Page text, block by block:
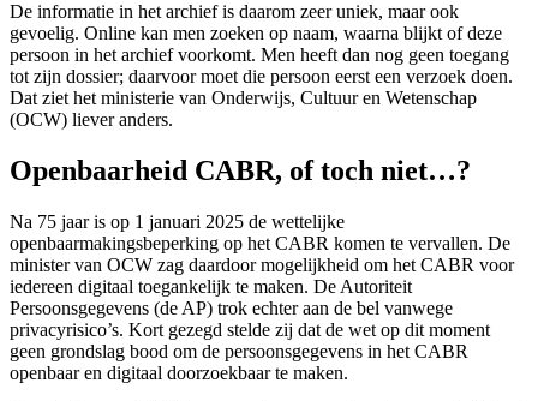
De informatie in het archief is daarom zeer uniek, maar ook
gevoelig. Online kan men zoeken op naam, waarna blijkt of deze
persoon in het archief voorkomt. Men heeft dan nog geen toegang
tot zijn dossier; daarvoor moet die persoon eerst een verzoek doen.
Dat ziet het ministerie van Onderwijs, Cultuur en Wetenschap
(OCW) liever anders.
Openbaarheid CABR, of toch niet…?
Na 75 jaar is op 1 januari 2025 de wettelijke
openbaarmakingsbeperking op het CABR komen te vervallen. De
minister van OCW zag daardoor mogelijkheid om het CABR voor
iedereen digitaal toegankelijk te maken. De Autoriteit
Persoonsgegevens (de AP) trok echter aan de bel vanwege
privacyrisico’s. Kort gezegd stelde zij dat de wet op dit moment
geen grondslag bood om de persoonsgegevens in het CABR
openbaar en digitaal doorzoekbaar te maken.